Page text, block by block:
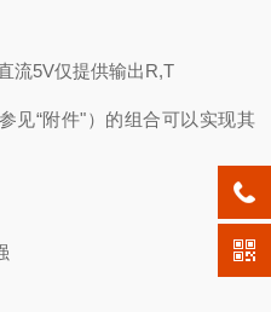
流5V仅提供输出R,T
见“附件"）的组合可以实现其